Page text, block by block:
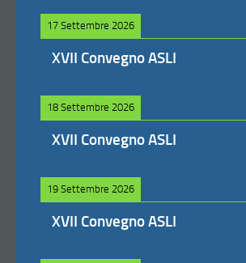
17 Settembre 2026
XVII Convegno ASLI
18 Settembre 2026
XVII Convegno ASLI
19 Settembre 2026
XVII Convegno ASLI